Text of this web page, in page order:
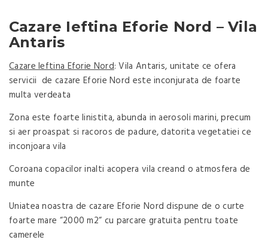
Cazare Ieftina Eforie Nord – Vila
Antaris
Cazare Ieftina Eforie Nord: Vila Antaris, unitate ce ofera
servicii de cazare Eforie Nord este inconjurata de foarte
multa verdeata
Zona este foarte linistita, abunda in aerosoli marini, precum
si aer proaspat si racoros de padure, datorita vegetatiei ce
inconjoara vila
Coroana copacilor inalti acopera vila creand o atmosfera de
munte
Uniatea noastra de cazare Eforie Nord dispune de o curte
foarte mare “2000 m2“ cu parcare gratuita pentru toate
camerele